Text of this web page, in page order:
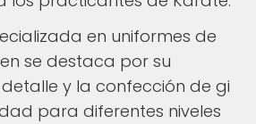
en uniformes de
se destaca por su
y la confección de gi
para diferentes niveles